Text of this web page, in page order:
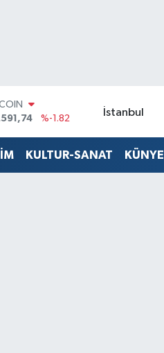
%-1.82
%0.19
İstanbul
KULTUR-SANAT KÜNYE